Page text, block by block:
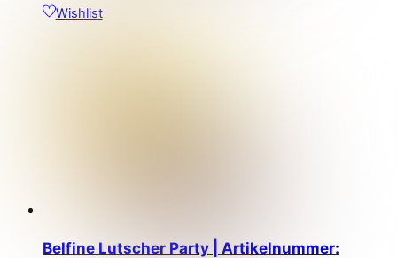
Wishlist
Belfine Lutscher Party | Artikelnummer: